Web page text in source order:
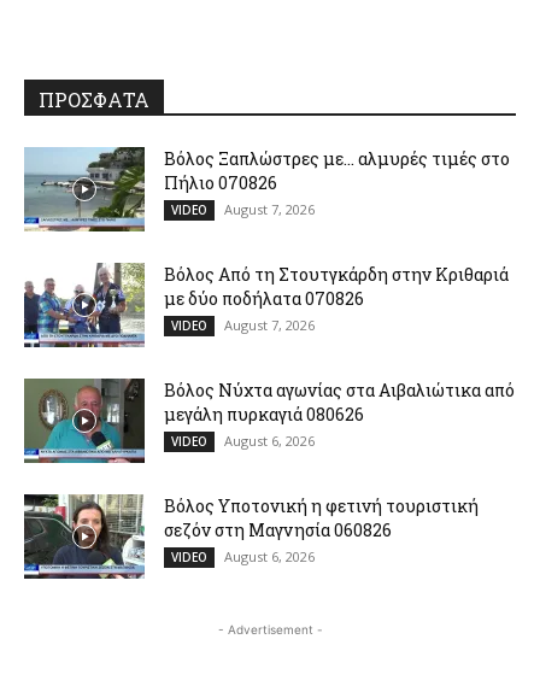
ΠΡΟΣΦΑΤΑ
Βόλος Ξαπλώστρες με… αλμυρές τιμές στο
Πήλιο 070826
VIDEO August 7, 2026
Βόλος Από τη Στουτγκάρδη στην Κριθαριά
με δύο ποδήλατα 070826
VIDEO August 7, 2026
Βόλος Νύχτα αγωνίας στα Αιβαλιώτικα από
μεγάλη πυρκαγιά 080626
VIDEO August 6, 2026
Βόλος Υποτονική η φετινή τουριστική
σεζόν στη Μαγνησία 060826
VIDEO August 6, 2026
- Advertisement -